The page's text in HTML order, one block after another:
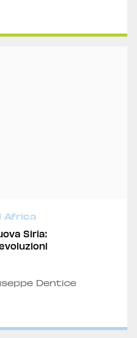
Africa
Siria:
Dentice